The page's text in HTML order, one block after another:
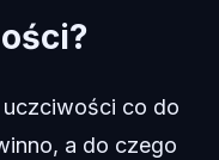
uczciwości co do
a do czego